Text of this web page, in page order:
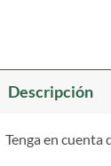
Descripción
Tenga en cuenta